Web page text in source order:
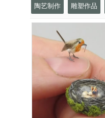
陶艺制作 雕塑作品